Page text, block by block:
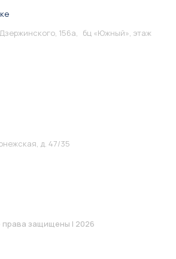
156а, бц «Южный», этаж
д. 47/35
защищены | 2026